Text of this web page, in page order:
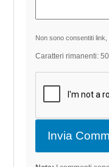
Non sono consentiti
Caratteri rimanenti: